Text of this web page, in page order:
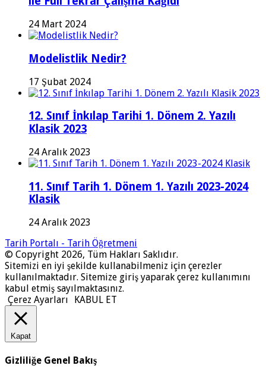
24 Mart 2024
Modelistlik Nedir?
17 Şubat 2024
12. Sınıf İnkılap Tarihi 1. Dönem 2. Yazılı
Klasik 2023
24 Aralık 2023
11. Sınıf Tarih 1. Dönem 1. Yazılı 2023-2024
Klasik
24 Aralık 2023
Tarih Portalı - Tarih Öğretmeni
© Copyright 2026, Tüm Hakları Saklıdır.
Sitemizi en iyi şekilde kullanabilmeniz için çerezler
kullanılmaktadır. Sitemize giriş yaparak çerez kullanımını
kabul etmiş sayılmaktasınız.
Çerez Ayarları
KABUL ET
Kapat
Gizliliğe Genel Bakış